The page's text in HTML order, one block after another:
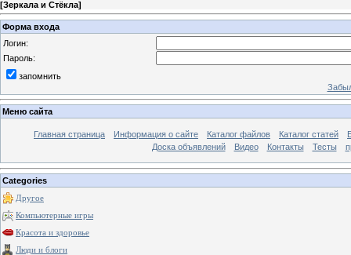
[Зеркала и Стёкла]
Форма входа
Логин:
Пароль:
запомнить
Меню сайта
Главная страница Информация о сайте Каталог файлов Каталог статей
Доска объявлений
Видео Контакты Тесты
Categories
Другое
Компьютерные игры
Красота и здоровье
Люди и блоги